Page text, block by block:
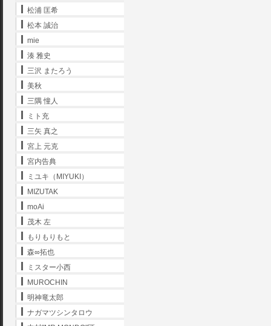
松浦 匡希
松本 誠治
mie
湊 雅史
三沢 またろう
美秋
三隅 憧人
ミト充
三矢 真之
宮上 元克
宮内告典
ミユキ（MIYUKI）
MIZUTAK
moAi
茂木 左
もりもりもと
森∞拓也
ミスター小西
MUROCHIN
明神竜太郎
ナガマツシンタロウ